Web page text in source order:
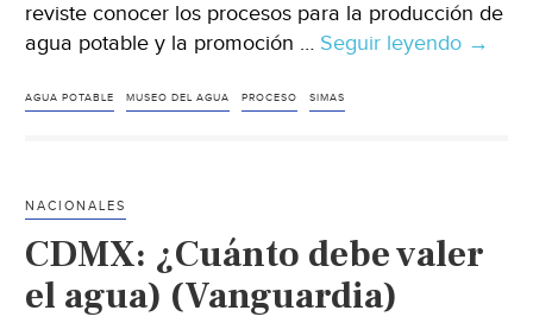
reviste conocer los procesos para la producción de
agua potable y la promoción … Seguir leyendo
sitio
→
AGUA POTABLE MUSEO DEL AGUA PROCESO SIMAS
NACIONALES
CDMX: ¿Cuánto debe valer
el agua) (Vanguardia)